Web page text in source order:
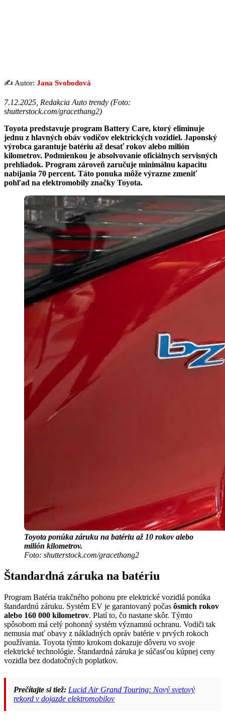
✍️ Autor: Jana Svobodová
7.12.2025, Redakcia Auto trendy (Foto:
shutterstock.com/gracethang2)
Toyota predstavuje program Battery Care, ktorý eliminuje
jednu z hlavných obáv vodičov elektrických vozidiel. Japonský
výrobca garantuje batériu až desať rokov alebo milión
kilometrov. Podmienkou je absolvovanie oficiálnych servisných
prehliadok. Program zároveň zaručuje minimálnu kapacitu
nabíjania 70 percent. Táto ponuka môže výrazne zmeniť
pohľad na elektromobily značky Toyota.
Toyota ponúka záruku na batériu až 10 rokov alebo
milión kilometrov.
Foto: shutterstock.com/gracethang2
Štandardná záruka na batériu
Program Batéria trakčného pohonu pre elektrické vozidlá ponúka
štandardnú záruku. Systém EV je garantovaný počas ôsmich rokov
alebo 160 000 kilometrov. Platí to, čo nastane skôr. Týmto
spôsobom má celý pohonný systém významnú ochranu. Vodiči tak
nemusia mať obavy z nákladných opráv batérie v prvých rokoch
používania. Toyota týmto krokom dokazuje dôveru vo svoje
elektrické technológie. Štandardná záruka je súčasťou kúpnej ceny
vozidla bez dodatočných poplatkov.
Prečítajte si tiež: Lucid Air Grand Touring: Nový svetový
rekord v dojazde elektromobilov